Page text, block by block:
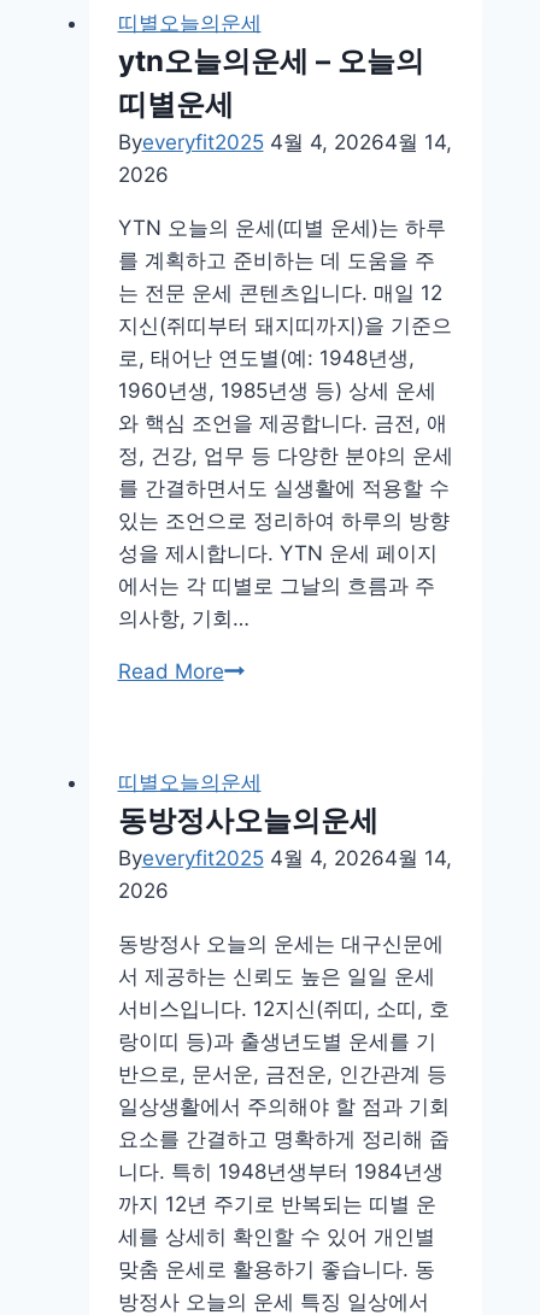
세
지
윤
철
주
간
운
세
–
오
늘
운
세
띠별오늘의운세
ytn오늘의운세 – 오늘의
띠별운세
Byeveryfit2025 4월 4, 20264월 14,
2026
YTN 오늘의 운세(띠별 운세)는 하루
를 계획하고 준비하는 데 도움을 주
는 전문 운세 콘텐츠입니다. 매일 12
지신(쥐띠부터 돼지띠까지)을 기준으
로, 태어난 연도별(예: 1948년생,
1960년생, 1985년생 등) 상세 운세
와 핵심 조언을 제공합니다. 금전, 애
정, 건강, 업무 등 다양한 분야의 운세
를 간결하면서도 실생활에 적용할 수
있는 조언으로 정리하여 하루의 방향
성을 제시합니다. YTN 운세 페이지
에서는 각 띠별로 그날의 흐름과 주
의사항, 기회…
Read Moreytn
운
세
–
늘
띠
별
운
세
띠별오늘의운세
동방정사오늘의운세
Byeveryfit2025 4월 4, 20264월 14,
2026
동방정사 오늘의 운세는 대구신문에
서 제공하는 신뢰도 높은 일일 운세
서비스입니다. 12지신(쥐띠, 소띠, 호
랑이띠 등)과 출생년도별 운세를 기
반으로, 문서운, 금전운, 인간관계 등
일상생활에서 주의해야 할 점과 기회
요소를 간결하고 명확하게 정리해 줍
니다. 특히 1948년생부터 1984년생
까지 12년 주기로 반복되는 띠별 운
세를 상세히 확인할 수 있어 개인별
맞춤 운세로 활용하기 좋습니다. 동
방정사 오늘의 운세 특징 일상에서